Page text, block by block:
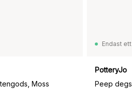
Moss
Endast
PotteryJo
Peep